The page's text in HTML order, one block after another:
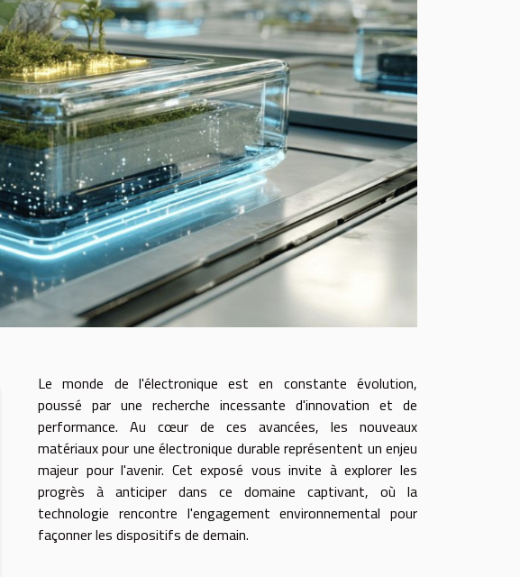
Le monde de l'électronique est en constante évolution,
poussé par une recherche incessante d'innovation et de
performance. Au cœur de ces avancées, les nouveaux
matériaux pour une électronique durable représentent un enjeu
majeur pour l'avenir. Cet exposé vous invite à explorer les
progrès à anticiper dans ce domaine captivant, où la
technologie rencontre l'engagement environnemental pour
façonner les dispositifs de demain.